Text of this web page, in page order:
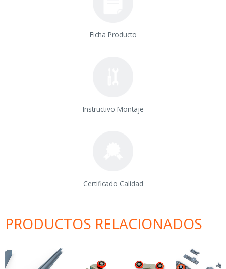
Ficha Producto
Instructivo Montaje
Certificado Calidad
PRODUCTOS RELACIONADOS